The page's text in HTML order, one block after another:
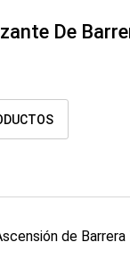
De
de